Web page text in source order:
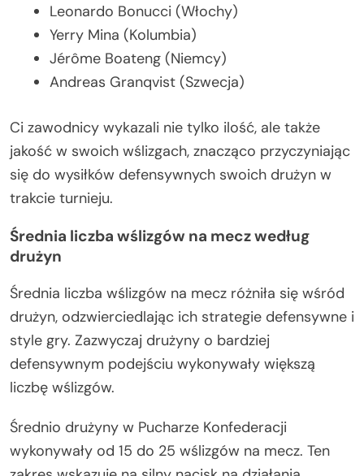
Leonardo Bonucci (Włochy)
Yerry Mina (Kolumbia)
Jérôme Boateng (Niemcy)
Andreas Granqvist (Szwecja)
Ci zawodnicy wykazali nie tylko ilość, ale także
jakość w swoich wślizgach, znacząco przyczyniając
się do wysiłków defensywnych swoich drużyn w
trakcie turnieju.
Średnia liczba wślizgów na mecz według
drużyn
Średnia liczba wślizgów na mecz różniła się wśród
drużyn, odzwierciedlając ich strategie defensywne i
style gry. Zazwyczaj drużyny o bardziej
defensywnym podejściu wykonywały większą
liczbę wślizgów.
Średnio drużyny w Pucharze Konfederacji
wykonywały od 15 do 25 wślizgów na mecz. Ten